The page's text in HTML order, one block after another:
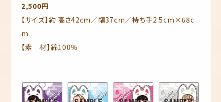
2,500円
【サイズ】約 高さ42cm／幅37cm／持ち手2.5cm×68c
m
【素 材】綿100％